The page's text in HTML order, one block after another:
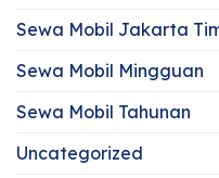
Sewa Mobil Jakarta
Sewa Mobil Mingguan
Sewa Mobil Tahunan
Uncategorized